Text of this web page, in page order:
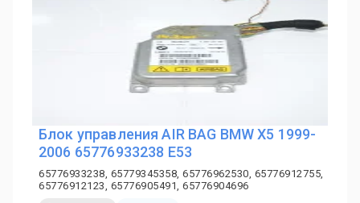
Блок управления AIR BAG BMW X5 1999-
2006 65776933238 E53
65776933238, 65779345358, 65776962530, 65776912755,
65776912123, 65776905491, 65776904696